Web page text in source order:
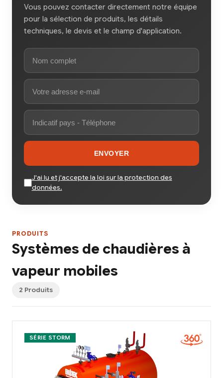
Vous pouvez contacter directement notre équipe
pour la sélection de produits, les détails
techniques, le devis et le champ d'application.
ENVOYER
J'ai lu et j'accepte la loi sur la protection des
données.
PRODUITS
Systèmes de chaudières à
vapeur mobiles
2 Produits
SÉRIE STORM